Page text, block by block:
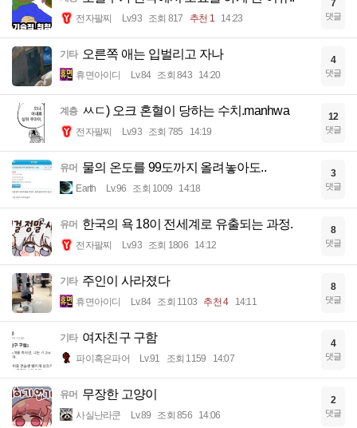
전자팔찌 Lv.93 조회 817 추천 1 14:23
7
댓글
기타 오른쪽 애는 입벌리고 자나
휴면아이디 Lv.84 조회 843 14:20
4
댓글
계층 ㅆㄷ) 오크 혼혈이 당하는 수치.manhwa
전자팔찌 Lv.93 조회 785 14:19
12
댓글
유머 물의 온도를 99도까지 올려놓아도..
Earth Lv.96 조회 1009 14:18
3
댓글
유머 한국의 욕 18이 전세계로 유출되는 과정.
전자팔찌 Lv.93 조회 1806 14:12
8
댓글
기타 주인이 사라졌다
휴면아이디 Lv.84 조회 1103 추천 4 14:11
8
댓글
기타 여자친구 구함
파이혹은파어 Lv.91 조회 1159 14:07
4
댓글
유머 무장한 고양이
사실난라쿤 Lv.89 조회 856 14:06
2
댓글